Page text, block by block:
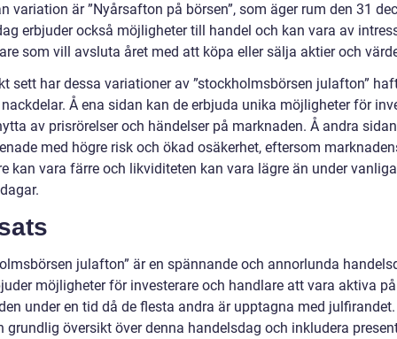
variation är ”Nyårsafton på börsen”, som äger rum den 31
erbjuder också möjligheter till handel och kan vara av
som vill avsluta året med att köpa eller sälja aktier och
sett har dessa variationer av ”stockholmsbörsen julafton”
Å ena sidan kan de erbjuda unika möjligheter för
av prisrörelser och händelser på marknaden. Å andra
med högre risk och ökad osäkerhet, eftersom
kan vara färre och likviditeten kan vara lägre än under vanliga
julafton” är en spännande och annorlunda
möjligheter för investerare och handlare att vara aktiva på
under en tid då de flesta andra är upptagna med
grundlig översikt över denna handelsdag och inkludera